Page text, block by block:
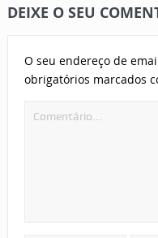
DEIXE O SEU
O seu endereço de
obrigatórios marcados